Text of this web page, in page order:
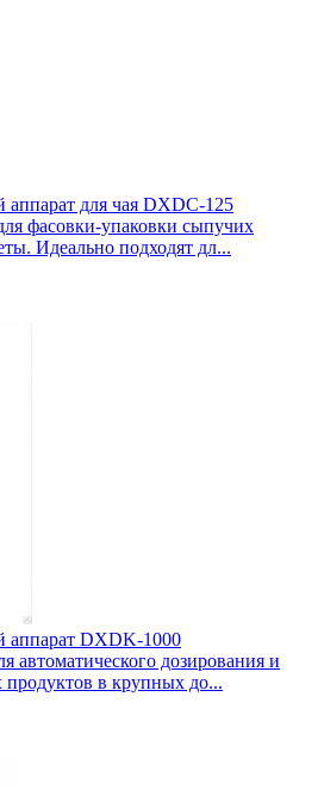
для чая DXDC-125
фасовки-упаковки сыпучих
Идеально подходят дл...
аппарат DXDK-1000
автоматического дозирования и
продуктов в крупных до...